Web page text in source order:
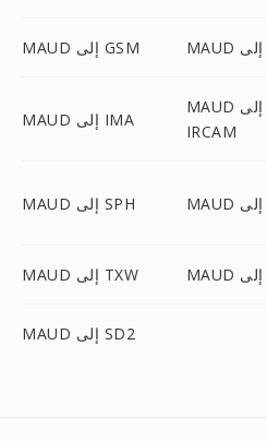
MAUD إلى GSM
MAUD إلى IMA
MAUD إلى
IRCAM
MAUD إلى SPH
MAUD إلى TXW
MAUD إلى SD2